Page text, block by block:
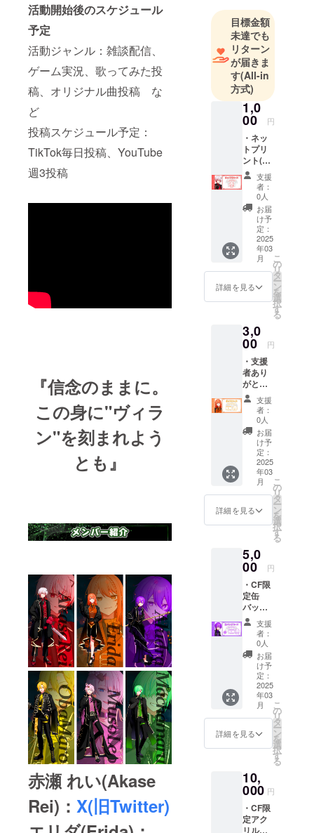
活動開始後のスケジュール
予定
活動ジャンル：雑談配信、
ゲーム実況、歌ってみた投
稿、オリジナル曲投稿 な
ど
投稿スケジュール予定：
TikTok毎日投稿、YouTube
週3投稿
『信念のままに。
この身に"ヴィラ
ン"を刻まれよう
とも』
赤瀬 れい(Akase
Rei)： X(旧Twitter)
2025年3月の
活動開始に
向け鋭意準
備中！！
目標金額
未達でも
リターン
が届きま
す(All-in
方式)
1,0
00 円
・ネッ
トプリ
ント(1
種類)
ネット
プリン
トダウ
ンロー
ド用QR
コード
をメー
ルでお
送り致
しま
す。メ
がござ
いまし
たら備
考欄に
ご記載
くださ
い。 ※
記載が
なかっ
た場合
はラン
ダムと
させて
いただ
きま
す。 ※
印刷代
となり
ます。
ンイレ
ブンま
たは
ファミ
リー
マー
ト）
支援
者：
0人
お届
け予
定：
2025
年03
月
詳細を見る
こ
の
リ
タ
ー
ン
を
選
択
す
る
3,0
00 円
・支援
者あり
がとう
ボイス
（約10
秒程
度） ・
ネット
プリン
ト(1種
トプリ
ント及
びボイ
スのメ
がござ
いまし
たら備
考欄に
ご記載
くださ
い。
ネット
プリン
トダウ
ンロー
ド用QR
コード
及びボ
イス
URLは
メール
す。 ※
記載が
た場合
はラン
支援
者：
0人
お届
け予
定：
2025
年03
月
詳細を見る
こ
の
リ
タ
ー
ン
を
選
択
す
る
5,0
00 円
・CF限
定缶
バッジ
(1種類)
・支援
者あり
がとう
ボイス
(10秒程
度) ・
ネット
プリン
ト(1種
類) ネッ
トプリ
ス、缶
バッジ
のメン
バーの
希望が
支援
者：
0人
お届
け予
定：
2025
年03
月
詳細を見る
こ
の
リ
タ
ー
ン
を
選
択
す
る
10,
000 円
・CF限
定アク